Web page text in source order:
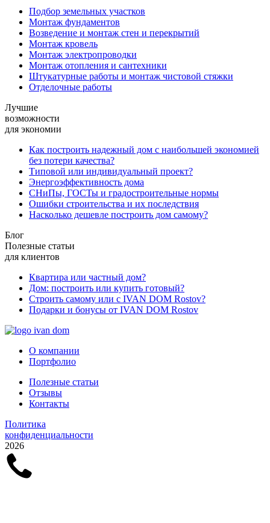
Подбор земельных участков
Монтаж фундаментов
Возведение и монтаж стен и перекрытий
Монтаж кровель
Монтаж электропроводки
Монтаж отопления и сантехники
Штукатурные работы и монтаж чистовой стяжки
Отделочные работы
Лучшие
возможности
для экономии
Как построить надежный дом с наибольшей экономией
без потери качества?
Типовой или индивидуальный проект?
Энергоэффективность дома
СНиПы, ГОСТы и градостроительные нормы
Ошибки строительства и их последствия
Насколько дешевле построить дом самому?
Блог
Полезные статьи
для клиентов
Квартира или частный дом?
Дом: построить или купить готовый?
Строить самому или с IVAN DOM Rostov?
Подарки и бонусы от IVAN DOM Rostov
О компании
Портфолио
Полезные статьи
Отзывы
Контакты
Политика
конфиденциальности
2026